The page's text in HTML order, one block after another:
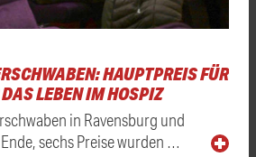
HAUPTPREIS FÜR
LEBEN IM HOSPIZ
in Ravensburg und
sechs Preise wurden …